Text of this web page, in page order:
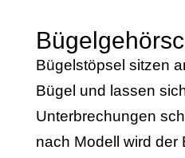
Bügelstöpsel sitzen
Bügel und lassen
Unterbrechungen
nach Modell wird der